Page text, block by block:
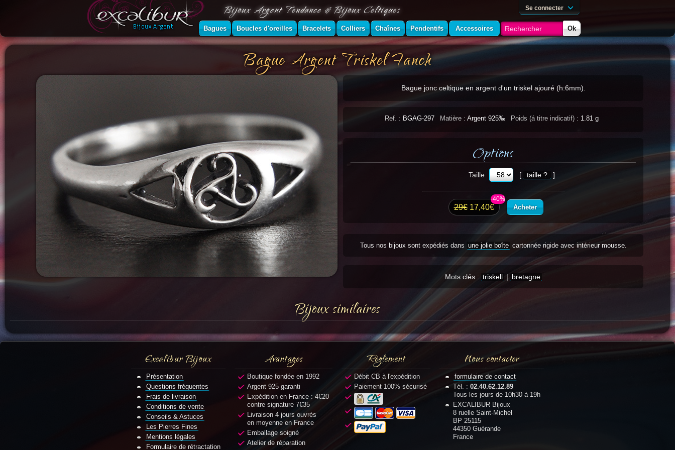
Bague Argent Triskel Fanch
Bague jonc celtique en argent d'un triskel ajouré (h:6mm).
Ref. : BGAG-297 Matière : Argent 925‰ Poids (á titre indicatif) : 1.81 g
Options
Taille [ taille ? ]
-40%
29€ 17,40€ Acheter
Tous nos bijoux sont expédiés dans une jolie boîte cartonnée rigide avec intérieur mousse.
Mots clés : triskell | bretagne
Bijoux similaires
Excalibur Bijoux
Présentation
Questions fréquentes
Frais de livraison
Conditions de vente
Conseils & Astuces
Les Pierres Fines
Mentions légales
Formulaire de rétractation
Avantages
Boutique fondée en 1992
Argent 925 garanti
Expédition en France : 4€20
contre signature 7€35
Livraison 4 jours ouvrés
en moyenne en France
Emballage soigné
Atelier de réparation
Règlement
Débit CB à l'expédition
Paiement 100% sécurisé
Nous contacter
formulaire de contact
Tél. : 02.40.62.12.89
Tous les jours de 10h30 à 19h
EXCALIBUR Bijoux
8 ruelle Saint-Michel
BP 25115
44350 Guérande
France
Bijoux Argent Tendance & Bijoux Celtiques Se connecter
Bagues Boucles d'oreilles Bracelets Colliers Chaînes Pendentifs Accessoires Ok